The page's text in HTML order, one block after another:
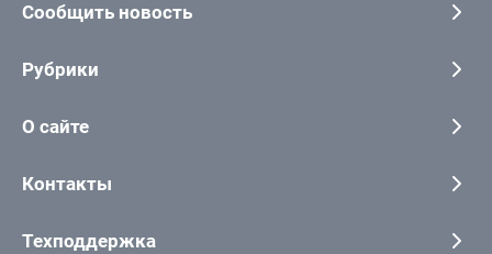
Сообщить новость
Рубрики
О сайте
Контакты
Техподдержка